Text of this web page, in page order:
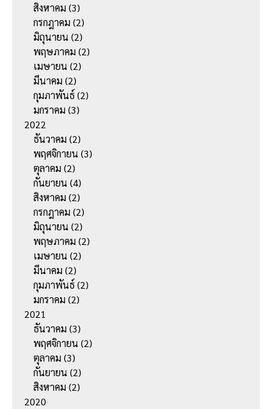
สิงหาคม (3)
กรกฎาคม (2)
มิถุนายน (2)
พฤษภาคม (2)
เมษายน (2)
มีนาคม (2)
กุมภาพันธ์(2)
มกราคม (3)
2022
ธันวาคม (2)
พฤศจิกายน (3)
ตุลาคม (2)
กันยายน (4)
สิงหาคม (2)
กรกฎาคม (2)
มิถุนายน (2)
พฤษภาคม (2)
เมษายน (2)
มีนาคม (2)
กุมภาพันธ์(2)
มกราคม (2)
2021
ธันวาคม (3)
พฤศจิกายน (2)
ตุลาคม (3)
กันยายน (2)
สิงหาคม (2)
2020